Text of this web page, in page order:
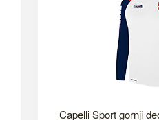
Capelli Sport gornji